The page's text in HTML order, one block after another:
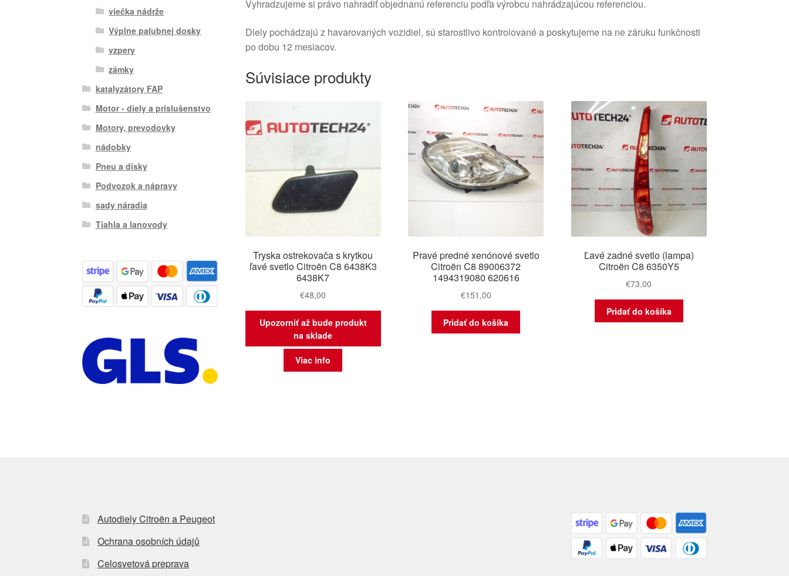
Vyhradzujeme si právo nahradiť objednanú referenciu podľa výrobcu nahrádzajúcou referenciou.
Diely pochádzajú z havarovaných vozidiel, sú starostlivo kontrolované a poskytujeme na ne záruku funkčnosti
po dobu 12 mesiacov.
Súvisiace produkty
Tryska ostrekovača s krytkou
ľavé svetlo Citroën C8 6438K3
6438K7
€48,00
Upozorniť až bude produkt
na sklade
Viac info
Pravé predné xenónové svetlo
Citroën C8 89006372
1494319080 620616
€151,00
Pridať do košíka
Ľavé zadné svetlo (lampa)
Citroën C8 6350Y5
€73,00
Pridať do košíka
viečka nádrže
Výplne palubnej dosky
vzpery
zámky
katalyzátory FAP
Motor - diely a príslušenstvo
Motory, prevodovky
nádobky
Pneu a disky
Podvozok a nápravy
sady náradia
Tiahla a lanovody
Autodiely Citroën a Peugeot
Ochrana osobních údajů
Celosvetová preprava